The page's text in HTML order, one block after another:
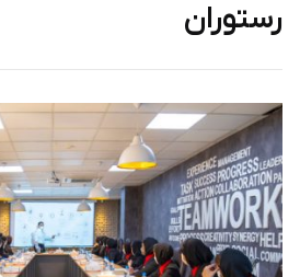
رستوران